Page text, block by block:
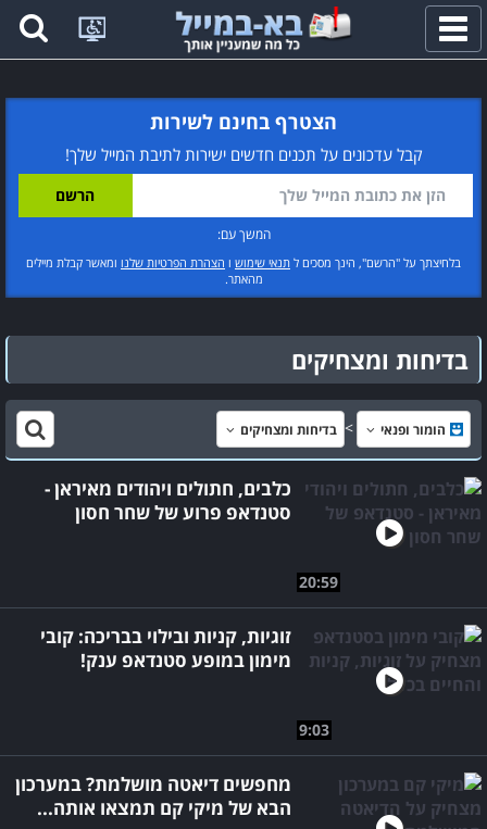
פתח
תפריט
הצטרף בחינם לשירות
קבל עדכונים על תכנים חדשים ישירות לתיבת המייל שלך!
המשך עם:
בלחיצתך על "הרשם", הינך מסכים ל תנאי שימוש ו הצהרת הפרטיות שלנו ומאשר קבלת מיילים
מהאתר.
בדיחות ומצחיקים
הומור ופנאי בדיחות ומצחיקים
20:59
כלבים, חתולים ויהודים מאיראן -
סטנדאפ פרוע של שחר חסון
9:03
זוגיות, קניות ובילוי בבריכה: קובי
מימון במופע סטנדאפ ענק!
מחפשים דיאטה מושלמת? במערכון
הבא של מיקי קם תמצאו אותה...